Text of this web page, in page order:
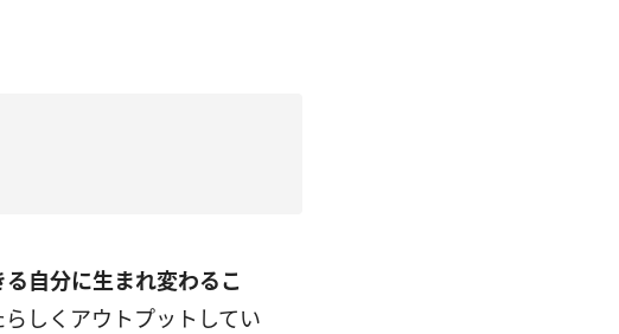
る自分に生まれ変わるこ
しくアウトプットしてい